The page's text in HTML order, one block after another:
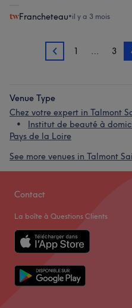
Francheteau•il y a 3 mois
3 1 … 3
Venue Type
Chez votre expert in Talmont
Institut de beauté à
Pays de la Loire
See more venues in Talmont
Contact
La boîte à Questions Clients